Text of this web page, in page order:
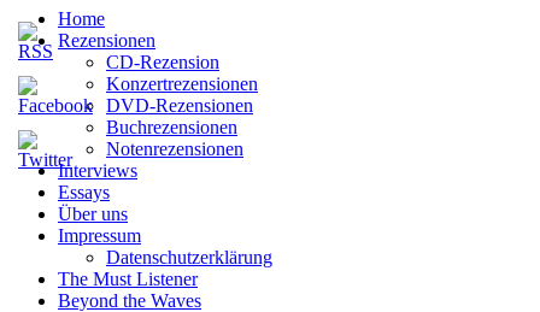
Home
Rezensionen
CD-Rezension
Konzertrezensionen
DVD-Rezensionen
Buchrezensionen
Notenrezensionen
Interviews
Essays
Über uns
Impressum
Datenschutzerklärung
The Must Listener
Beyond the Waves